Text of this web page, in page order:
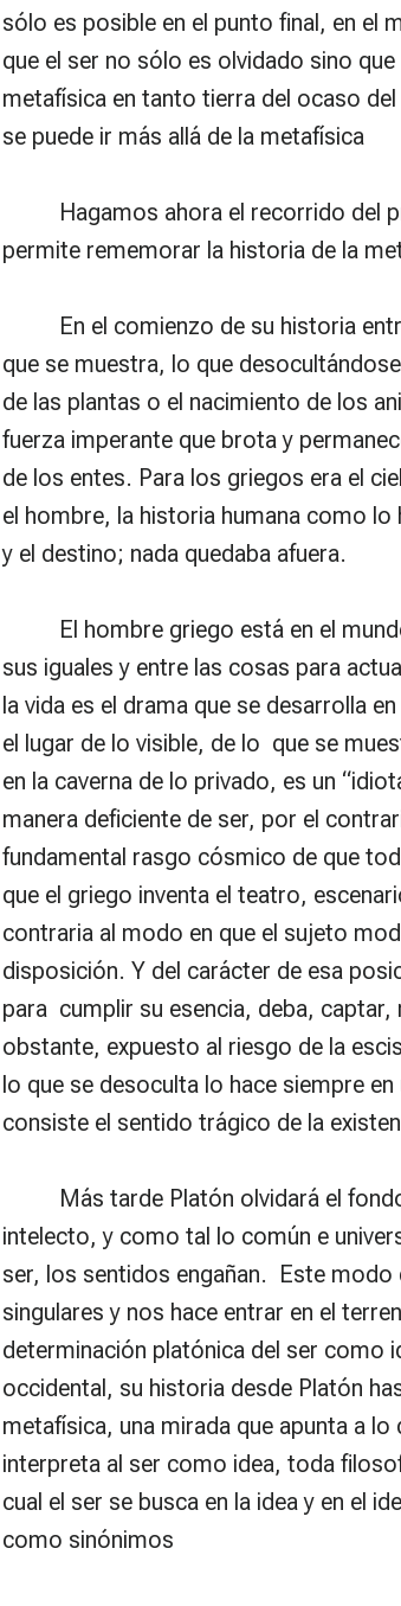
sólo es posible en el punto final, en el
que el ser no sólo es olvidado sino
metafísica en tanto tierra del ocaso
se puede ir más allá de la metafísica
Hagamos ahora el recorrido del
permite rememorar la historia de la
En el comienzo de su historia
que se muestra, lo que
de las plantas o el nacimiento de los
fuerza imperante que brota y
de los entes. Para los griegos era el
el hombre, la historia humana como
y el destino; nada quedaba afuera.
El hombre griego está en el
sus iguales y entre las cosas para
la vida es el drama que se desarrolla
el lugar de lo visible, de lo que se
en la caverna de lo privado, es un
manera deficiente de ser, por el
fundamental rasgo cósmico de que
que el griego inventa el teatro,
contraria al modo en que el sujeto
disposición. Y del carácter de esa
para cumplir su esencia, deba, captar,
obstante, expuesto al riesgo de la
lo que se desoculta lo hace siempre
consiste el sentido trágico de la
Más tarde Platón olvidará el
intelecto, y como tal lo común e
ser, los sentidos engañan. Este modo
singulares y nos hace entrar en el
determinación platónica del ser como
occidental, su historia desde Platón
metafísica, una mirada que apunta a lo
interpreta al ser como idea, toda
cual el ser se busca en la idea y en el
como sinónimos